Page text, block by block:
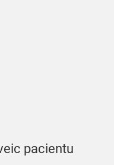
pacientu